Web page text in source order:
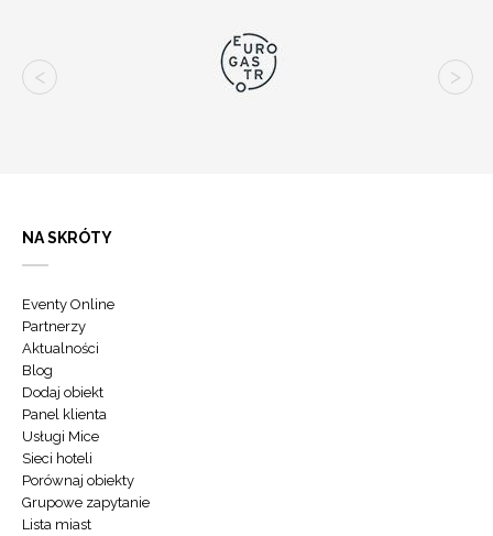
NA SKRÓTY
Eventy Online
Partnerzy
Aktualności
Blog
Dodaj obiekt
Panel klienta
Usługi Mice
Sieci hoteli
Porównaj obiekty
Grupowe zapytanie
Lista miast